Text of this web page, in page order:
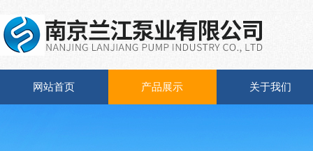
网站首页 产品展示 关于我们